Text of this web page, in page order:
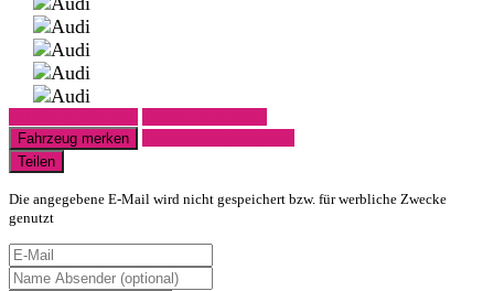
Fahrzeug merken
Teilen
Die angegebene E-Mail wird nicht gespeichert bzw. für werbliche Zwecke
genutzt